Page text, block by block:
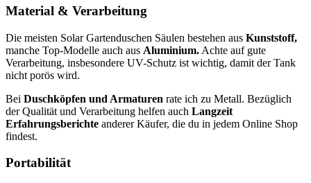
Material & Verarbeitung
Die meisten Solar Gartenduschen Säulen bestehen aus Kunststoff,
manche Top-Modelle auch aus Aluminium. Achte auf gute
Verarbeitung, insbesondere UV-Schutz ist wichtig, damit der Tank
nicht porös wird.
Bei Duschköpfen und Armaturen rate ich zu Metall. Bezüglich
der Qualität und Verarbeitung helfen auch Langzeit
Erfahrungsberichte anderer Käufer, die du in jedem Online Shop
findest.
Portabilität